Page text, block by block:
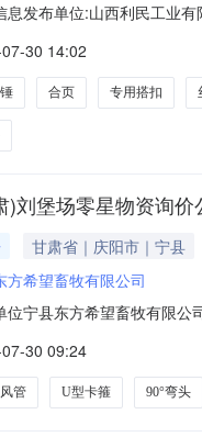
息发布单位:山西利民工业
；4橡胶锤其他其他2.0
30 14:02
合页 专用搭扣
)刘堡场零星物资询价
甘肃省｜庆阳市｜宁县
方希望畜牧有限公司
位宁县东方希望畜牧有限
限公司590°弯头10.0个
30 09:24
管 U型卡箍 90°弯头